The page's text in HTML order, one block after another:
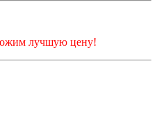
лучшую цену!